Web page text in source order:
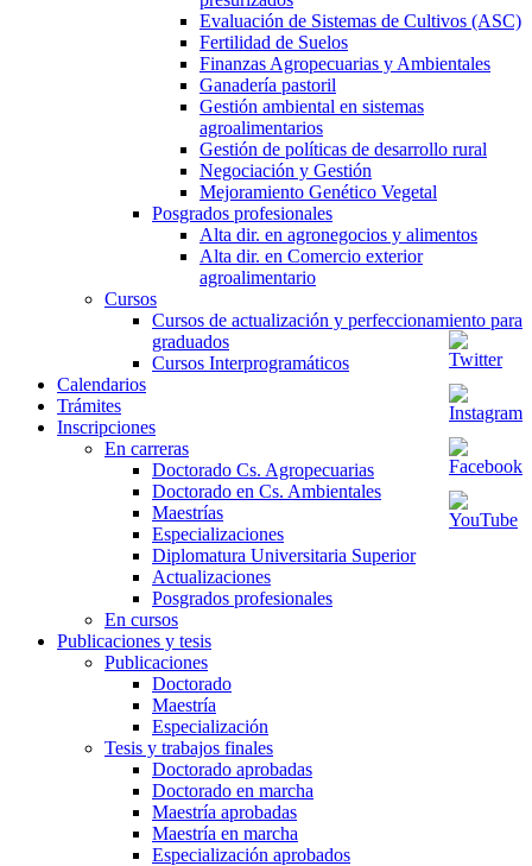
Evaluación de Sistemas de Cultivos (ASC)
Fertilidad de Suelos
Finanzas Agropecuarias y Ambientales
Ganadería pastoril
Gestión ambiental en sistemas
agroalimentarios
Gestión de políticas de desarrollo rural
Negociación y Gestión
Mejoramiento Genético Vegetal
Posgrados profesionales
Alta dir. en agronegocios y alimentos
Alta dir. en Comercio exterior
agroalimentario
Cursos
Cursos de actualización y perfeccionamiento para
graduados
Cursos Interprogramáticos
Calendarios
Trámites
Inscripciones
En carreras
Doctorado Cs. Agropecuarias
Doctorado en Cs. Ambientales
Maestrías
Especializaciones
Diplomatura Universitaria Superior
Actualizaciones
Posgrados profesionales
En cursos
Publicaciones y tesis
Publicaciones
Doctorado
Maestría
Especialización
Tesis y trabajos finales
Doctorado aprobadas
Doctorado en marcha
Maestría aprobadas
Maestría en marcha
Especialización aprobados